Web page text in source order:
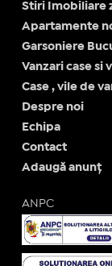
Stiri Imobiliare
Apartamente
Garsoniere
Vanzari case si
Case , vile de
Despre noi
Echipa
Contact
Adaugă anunț
ANPC